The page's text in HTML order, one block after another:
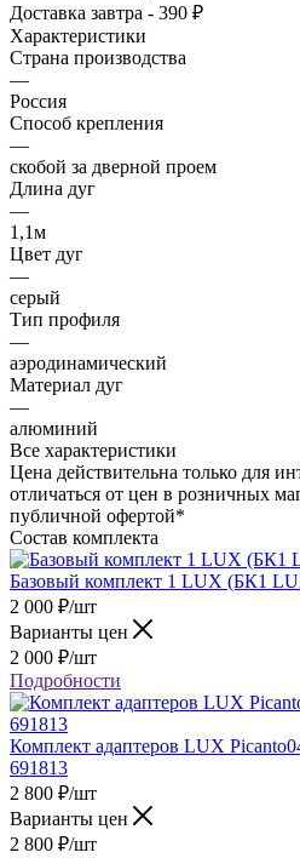
Доставка завтра - 390 ₽
Характеристики
Страна производства
—
Россия
Способ крепления
—
скобой за дверной проем
Длина дуг
—
1,1м
Цвет дуг
—
серый
Тип профиля
—
аэродинамический
Материал дуг
—
алюминий
Все характеристики
Цена действительна только для
отличаться от цен в розничных
публичной офертой*
Состав комплекта
Базовый комплект 1 LUX (БК1
2 000 ₽/шт
Варианты цен
2 000 ₽/шт
Подробности
Комплект адаптеров LUX
691813
2 800 ₽/шт
Варианты цен
2 800 ₽/шт